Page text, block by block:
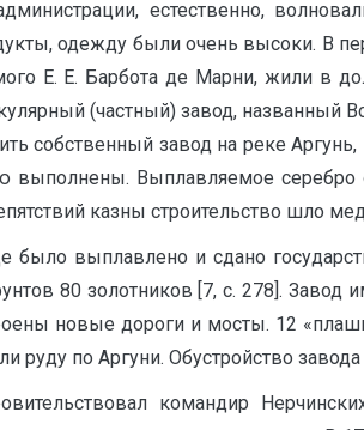
естественно,
одежду были очень высоки. В
Е. Е. Барбота де Марни, жили в
(частный) завод, названный
собственный завод на реке
выполнены. Выплавляемое серебро
казны строительство шло
было выплавлено и сдано
80 золотников [7, с. 278].
новые дороги и мосты. 12
руду по Аргуни. Обустройство
командир